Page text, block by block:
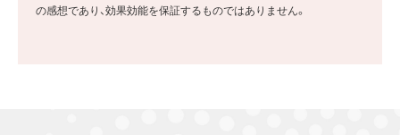
の感想であり、効果効能を保証するものではありません。